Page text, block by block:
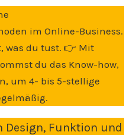
im Online-Business.
was du tust. 👉 Mit
du das Know-how,
um 4- bis 5-stellige
Design, Funktion und